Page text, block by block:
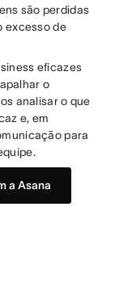
são perdidas
excesso de
eficazes
o
analisar o que
e, em
para
a Asana